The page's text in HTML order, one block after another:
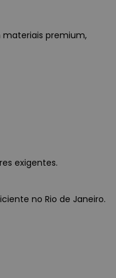
materiais premium,
exigentes.
no Rio de Janeiro.